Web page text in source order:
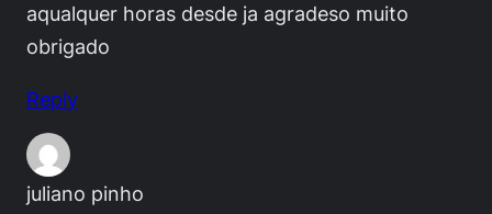
aqualquer horas desde ja agradeso muito
obrigado
Reply
juliano pinho